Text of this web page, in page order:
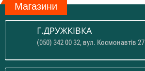
Магазини
Г.ДРУЖКІВКА
(050) 342 00 32, вул. Космонавтів 27